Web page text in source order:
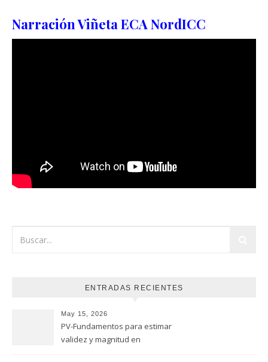
Narración Viñeta ECA NordICC
ENTRADAS RECIENTES
May 15, 2026
PV-Fundamentos para estimar
validez y magnitud en